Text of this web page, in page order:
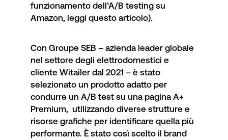
funzionamento dell’A/B testing su
Amazon, leggi questo articolo).
Con Groupe SEB – azienda leader globale
nel settore degli elettrodomestici e
cliente Witailer dal 2021 – è stato
selezionato un prodotto adatto per
condurre un A/B test su una pagina A+
Premium, utilizzando diverse strutture e
risorse grafiche per identificare quella più
performante. È stato così scelto il brand